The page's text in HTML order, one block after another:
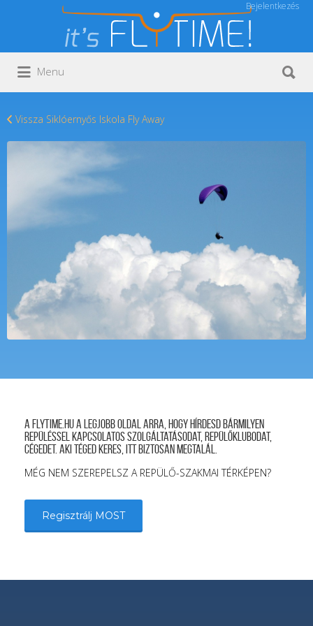
Bejelentkezés
Keresés:
Menu
Vissza Siklóernyős Iskola Fly Away
A FLYTIME.HU a legjobb oldal arra, hogy hírdesd bármilyen
repüléssel kapcsolatos szolgáltatásodat, repülőklubodat,
cégedet. Aki téged keres, itt biztosan megtalál.
MÉG NEM SZEREPELSZ A REPÜLŐ-SZAKMAI TÉRKÉPEN?
Regisztrálj MOST